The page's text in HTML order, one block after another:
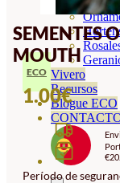
Vivero
Recursos
Blogue ECO
SEMENTES
MOUTH
ECO
1.00€
€20.
Período de